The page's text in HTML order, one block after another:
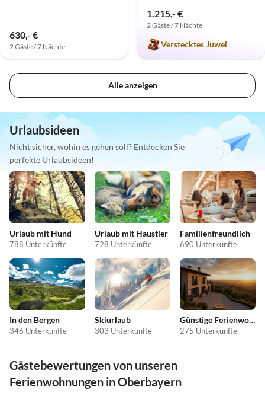
630,- €
2 Gäste / 7 Nächte
1.215,- €
2 Gäste / 7 Nächte
Verstecktes Juwel
Alle anzeigen
Urlaubsideen
Nicht sicher, wohin es gehen soll? Entdecken Sie
perfekte Urlaubsideen!
Urlaub mit Hund
788 Unterkünfte
Urlaub mit Haustier
728 Unterkünfte
Familienfreundlich
690 Unterkünfte
In den Bergen
346 Unterkünfte
Skiurlaub
303 Unterkünfte
Günstige Ferienwohnungen
275 Unterkünfte
Gästebewertungen von unseren
Ferienwohnungen in Oberbayern